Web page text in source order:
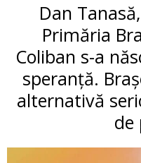
Dan
Primăria
Coliban s-a
speranță.
alternativă
de